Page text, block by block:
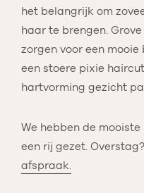
het belangrijk om
haar te brengen.
zorgen voor een
een stoere pixie
hartvorming gezicht
We hebben de
een rij gezet. Overstag?
afspraak.